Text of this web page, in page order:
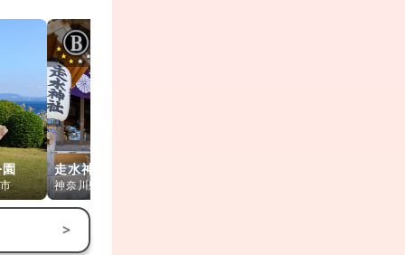
園 走水神社
神奈川県横須賀市
>